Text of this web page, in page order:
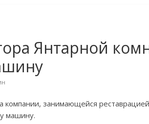
Янтарной
компании, занимающейся
машину.